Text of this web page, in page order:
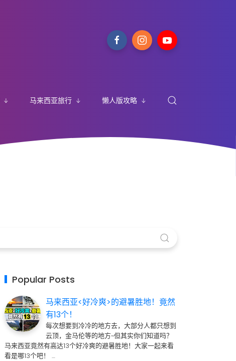
马来西亚旅行 懒人版攻略
Popular Posts
马来西亚<好冷爽>的避暑胜地！竟然
有13个！
每次想要到冷冷的地方去，大部分人都只想到
云顶，金马伦等的地方~但其实你们知道吗？
马来西亚竟然有高达13个好冷爽的避暑胜地！大家一起来看
看是哪13个吧！ …